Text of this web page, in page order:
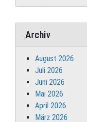
Archiv
August 2026
Juli 2026
Juni 2026
Mai 2026
April 2026
März 2026